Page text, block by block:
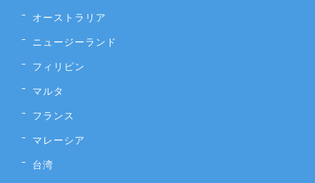
オーストラリア
ニュージーランド
フィリピン
マルタ
フランス
マレーシア
台湾